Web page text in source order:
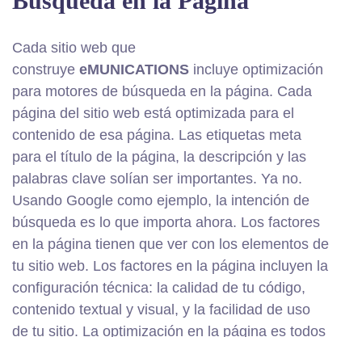
Cada sitio web que
construye eMUNICATIONS incluye optimización
para motores de búsqueda en la página. Cada
página del sitio web está optimizada para el
contenido de esa página. Las etiquetas meta
para el título de la página, la descripción y las
palabras clave solían ser importantes. Ya no.
Usando Google como ejemplo, la intención de
búsqueda es lo que importa ahora. Los factores
en la página tienen que ver con los elementos de
tu sitio web. Los factores en la página incluyen la
configuración técnica: la calidad de tu código,
contenido textual y visual, y la facilidad de uso
de tu sitio. La optimización en la página es todos